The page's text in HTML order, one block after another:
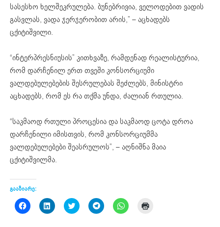
სასესხო ხელშეკრულება. ბუნებრივია, ველოდებით ვადის
გასვლას, ვადა ჯერჯერობით არის,” – აცხადებს
ცქიტიშვილი.
“ინტერპრესნიუსის” კითხვაზე, რამდენად რეალისტურია,
რომ დარჩენილ ერთ თვეში კონსორციუმი
ვალდებულებების შესრულებას შეძლებს, მინისტრი
აცხადებს, რომ ეს რა თქმა უნდა, ძალიან რთულია.
“საკმაოდ რთული პროცესია და საკმაოდ ცოტა დროა
დარჩენილი იმისთვის, რომ კონსორციუმმა
ვალდებულებები შეასრულოს”, – აღნიშნა მაია
ცქიტიშვილმა.
გააზიარე:
Click
to
Click
to
Click
to
Click
to
Click
to